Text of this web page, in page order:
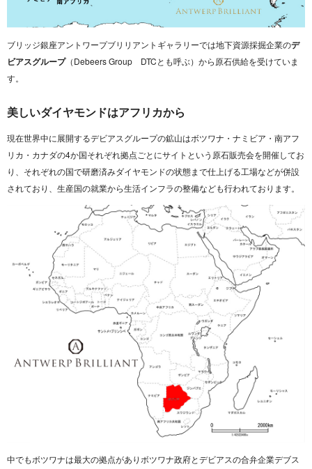
ブリッジ銀座アントワープブリリアントギャラリーでは地下資源採掘企業のデ
ビアスグループ（Debeers Group DTCとも呼ぶ）から原石供給を受けていま
す。
美しいダイヤモンドはアフリカから
現在世界中に展開するデビアスグループの鉱山はボツワナ・ナミビア・南アフ
リカ・カナダの4か国それぞれ拠点ごとにサイトという原石販売会を開催してお
り、それぞれの国で研磨済みダイヤモンドの状態まで仕上げる工場などが併設
されており、生産国の就業から生活インフラの整備なども行われております。
中でもボツワナは最大の拠点がありボツワナ政府とデビアスの合弁企業デブス